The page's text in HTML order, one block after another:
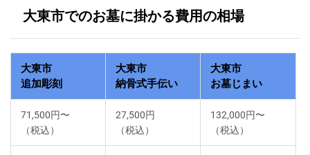
大東市でのお墓に掛かる費用の相場
大東市
追加彫刻
大東市
納骨式手伝い
大東市
お墓じまい
71,500円〜
（税込）
27,500円
（税込）
132,000円〜
（税込）